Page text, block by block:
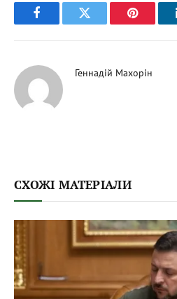
FacebookTwitter Pinterest
Геннадій Махорін
СХОЖІ МАТЕРІАЛИ